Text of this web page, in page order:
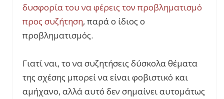
δυσφορία του να φέρεις τον προβληματισμό
προς συζήτηση, παρά ο ίδιος ο
προβληματισμός.
Γιατί ναι, το να συζητήσεις δύσκολα θέματα
της σχέσης μπορεί να είναι φοβιστικό και
αμήχανο, αλλά αυτό δεν σημαίνει αυτομάτως